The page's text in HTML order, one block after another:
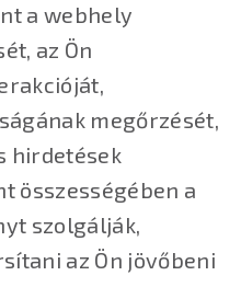
a webhely
az Ön
megőrzését,
hirdetések
összességében a
szolgálják,
az Ön jövőbeni